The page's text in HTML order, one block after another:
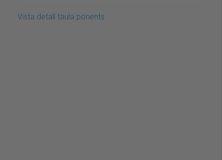
Vista detall taula ponents